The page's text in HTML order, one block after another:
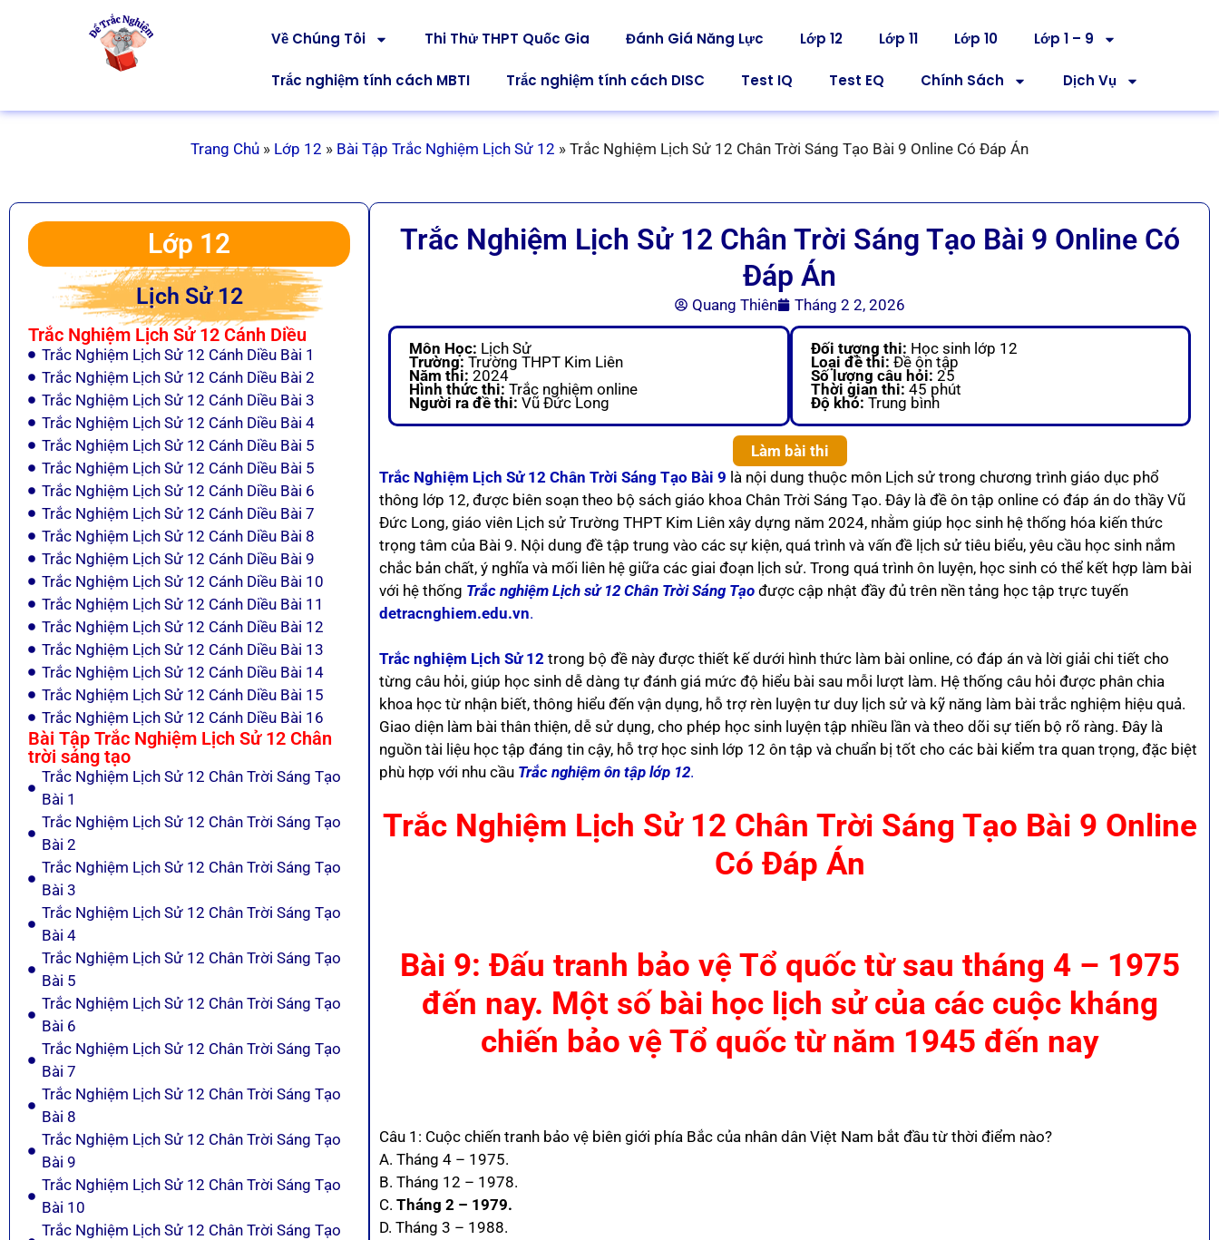
Về Chúng Tôi Thi Thử THPT Quốc Gia Đánh Giá Năng Lực Lớp 12 Lớp 11 Lớp 10 Lớp 1 – 9
Trắc nghiệm tính cách MBTI Trắc nghiệm tính cách DISC Test IQ Test EQ Chính Sách Dịch Vụ
Trang Chủ » Lớp 12 » Bài Tập Trắc Nghiệm Lịch Sử 12 » Trắc Nghiệm Lịch Sử 12 Chân Trời Sáng Tạo Bài 9 Online Có Đáp Án
Lớp 12
Lịch Sử 12
Trắc Nghiệm Lịch Sử 12 Cánh Diều
Trắc Nghiệm Lịch Sử 12 Cánh Diều Bài 1
Trắc Nghiệm Lịch Sử 12 Cánh Diều Bài 2
Trắc Nghiệm Lịch Sử 12 Cánh Diều Bài 3
Trắc Nghiệm Lịch Sử 12 Cánh Diều Bài 4
Trắc Nghiệm Lịch Sử 12 Cánh Diều Bài 5
Trắc Nghiệm Lịch Sử 12 Cánh Diều Bài 5
Trắc Nghiệm Lịch Sử 12 Cánh Diều Bài 6
Trắc Nghiệm Lịch Sử 12 Cánh Diều Bài 7
Trắc Nghiệm Lịch Sử 12 Cánh Diều Bài 8
Trắc Nghiệm Lịch Sử 12 Cánh Diều Bài 9
Trắc Nghiệm Lịch Sử 12 Cánh Diều Bài 10
Trắc Nghiệm Lịch Sử 12 Cánh Diều Bài 11
Trắc Nghiệm Lịch Sử 12 Cánh Diều Bài 12
Trắc Nghiệm Lịch Sử 12 Cánh Diều Bài 13
Trắc Nghiệm Lịch Sử 12 Cánh Diều Bài 14
Trắc Nghiệm Lịch Sử 12 Cánh Diều Bài 15
Trắc Nghiệm Lịch Sử 12 Cánh Diều Bài 16
Bài Tập Trắc Nghiệm Lịch Sử 12 Chân
trời sáng tạo
Trắc Nghiệm Lịch Sử 12 Chân Trời Sáng Tạo
Bài 1
Trắc Nghiệm Lịch Sử 12 Chân Trời Sáng Tạo
Bài 2
Trắc Nghiệm Lịch Sử 12 Chân Trời Sáng Tạo
Bài 3
Trắc Nghiệm Lịch Sử 12 Chân Trời Sáng Tạo
Bài 4
Trắc Nghiệm Lịch Sử 12 Chân Trời Sáng Tạo
Bài 5
Trắc Nghiệm Lịch Sử 12 Chân Trời Sáng Tạo
Bài 6
Trắc Nghiệm Lịch Sử 12 Chân Trời Sáng Tạo
Bài 7
Trắc Nghiệm Lịch Sử 12 Chân Trời Sáng Tạo
Bài 8
Trắc Nghiệm Lịch Sử 12 Chân Trời Sáng Tạo
Bài 9
Trắc Nghiệm Lịch Sử 12 Chân Trời Sáng Tạo
Bài 10
Trắc Nghiệm Lịch Sử 12 Chân Trời Sáng Tạo
Trắc Nghiệm Lịch Sử 12 Chân Trời Sáng Tạo Bài 9 Online Có
Đáp Án
Quang Thiên Tháng 2 2, 2026
Môn Học: Lịch Sử
Trường: Trường THPT Kim Liên
Năm thi:2024
Hình thức thi:Trắc nghiệm online
Người ra đề thi:Vũ Đức Long
Đối tượng thi: Học sinh lớp 12
Loại đề thi: Đề ôn tập
Số lượng câu hỏi: 25
Thời gian thi: 45 phút
Độ khó: Trung bình
Làm bài thi
Trắc Nghiệm Lịch Sử 12 Chân Trời Sáng Tạo Bài 9 là nội dung thuộc môn Lịch sử trong chương trình giáo dục phổ
thông lớp 12, được biên soạn theo bộ sách giáo khoa Chân Trời Sáng Tạo. Đây là đề ôn tập online có đáp án do thầy Vũ
Đức Long, giáo viên Lịch sử Trường THPT Kim Liên xây dựng năm 2024, nhằm giúp học sinh hệ thống hóa kiến thức
trọng tâm của Bài 9. Nội dung đề tập trung vào các sự kiện, quá trình và vấn đề lịch sử tiêu biểu, yêu cầu học sinh nắm
chắc bản chất, ý nghĩa và mối liên hệ giữa các giai đoạn lịch sử. Trong quá trình ôn luyện, học sinh có thể kết hợp làm bài
với hệ thống Trắc nghiệm Lịch sử 12 Chân Trời Sáng Tạo được cập nhật đầy đủ trên nền tảng học tập trực tuyến
detracnghiem.edu.vn.
Trắc nghiệm Lịch Sử 12 trong bộ đề này được thiết kế dưới hình thức làm bài online, có đáp án và lời giải chi tiết cho
từng câu hỏi, giúp học sinh dễ dàng tự đánh giá mức độ hiểu bài sau mỗi lượt làm. Hệ thống câu hỏi được phân chia
khoa học từ nhận biết, thông hiểu đến vận dụng, hỗ trợ rèn luyện tư duy lịch sử và kỹ năng làm bài trắc nghiệm hiệu quả.
Giao diện làm bài thân thiện, dễ sử dụng, cho phép học sinh luyện tập nhiều lần và theo dõi sự tiến bộ rõ ràng. Đây là
nguồn tài liệu học tập đáng tin cậy, hỗ trợ học sinh lớp 12 ôn tập và chuẩn bị tốt cho các bài kiểm tra quan trọng, đặc biệt
phù hợp với nhu cầu Trắc nghiệm ôn tập lớp 12.
Trắc Nghiệm Lịch Sử 12 Chân Trời Sáng Tạo Bài 9 Online
Có Đáp Án
Bài 9: Đấu tranh bảo vệ Tổ quốc từ sau tháng 4 – 1975
đến nay. Một số bài học lịch sử của các cuộc kháng
chiến bảo vệ Tổ quốc từ năm 1945 đến nay
Câu 1: Cuộc chiến tranh bảo vệ biên giới phía Bắc của nhân dân Việt Nam bắt đầu từ thời điểm nào?
A. Tháng 4 – 1975.
B. Tháng 12 – 1978.
C.Tháng 2 – 1979.
D. Tháng 3 – 1988.